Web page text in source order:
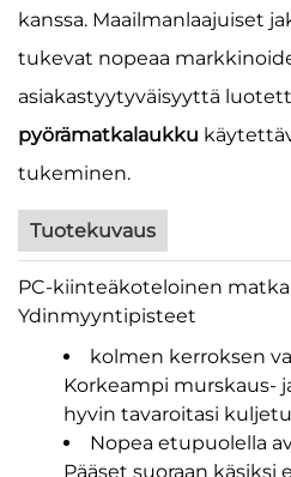
kanssa. Maailmanlaajuiset
tukevat nopeaa
asiakastyytyväisyyttä
pyörämatkalaukku
tukeminen.
Tuotekuvaus
PC-kiinteäkoteloinen
Ydinmyyntipisteet
kolmen kerroksen
Korkeampi murskaus-
hyvin tavaroitasi
Nopea etupuolella
Pääset suoraan käsiksi